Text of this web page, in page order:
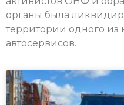
органы была
территории одного из
автосервисов.